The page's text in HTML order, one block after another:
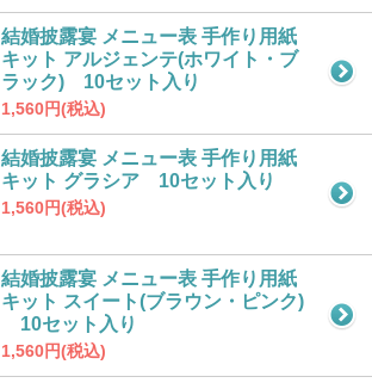
結婚披露宴 メニュー表 手作り用紙
キット アルジェンテ(ホワイト・ブ
ラック) 10セット入り
1,560円(税込)
結婚披露宴 メニュー表 手作り用紙
キット グラシア 10セット入り
1,560円(税込)
結婚披露宴 メニュー表 手作り用紙
キット スイート(ブラウン・ピンク)
10セット入り
1,560円(税込)